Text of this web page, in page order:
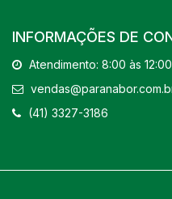
INFORMAÇÕES DE
Atendimento: 8:00 às
(41) 3327-3186